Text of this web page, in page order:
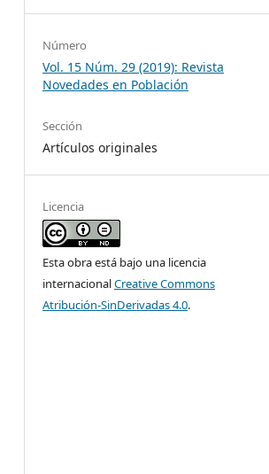
Número
Vol. 15 Núm. 29 (2019): Revista
Novedades en Población
Sección
Artículos originales
Licencia
Esta obra está bajo una licencia
internacionalCreative Commons
Atribución-SinDerivadas 4.0.